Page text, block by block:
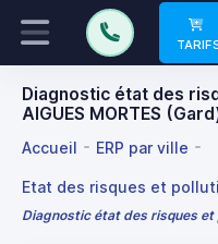
Diagnostic état des
AIGUES MORTES
Accueil ERP par ville
Etat des risques et
Diagnostic état des risques et